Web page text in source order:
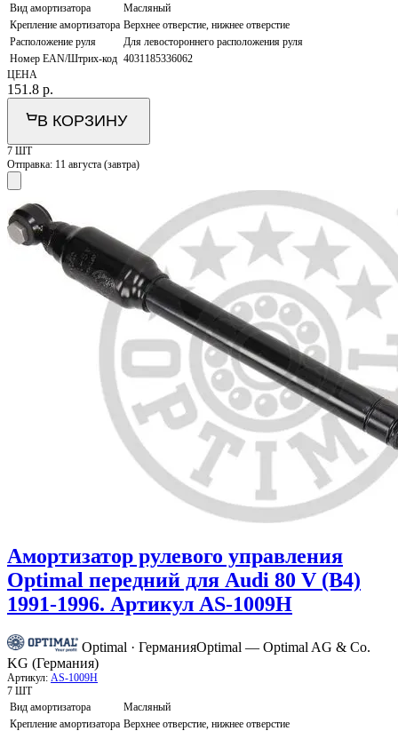
Вид амортизатора
Масляный
Крепление амортизатора Верхнее отверстие, нижнее отверстие
Расположение руля
Для левостороннего расположения руля
Номер EAN/Штрих-код 4031185336062
ЦЕНА
151.8 р.
В КОРЗИНУ
7 ШТ
Отправка: 11 августа (завтра)
Амортизатор рулевого управления
Optimal передний для Audi 80 V (B4)
1991-1996. Артикул AS-1009H
Optimal · ГерманияOptimal — Optimal AG & Co.
KG (Германия)
Артикул: AS-1009H
7 ШТ
Вид амортизатора
Масляный
Крепление амортизатора Верхнее отверстие, нижнее отверстие